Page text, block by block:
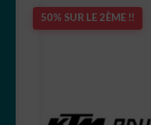
50% SUR LE 2ÈME !!